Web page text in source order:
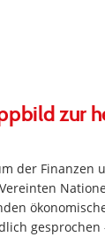
zur
der Finanzen
gesprochen